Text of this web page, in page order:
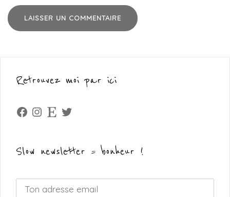
Retrouvez moi par ici
Facebook
Instagram
Etsy Twitter
Slow newsletter = bonheur !